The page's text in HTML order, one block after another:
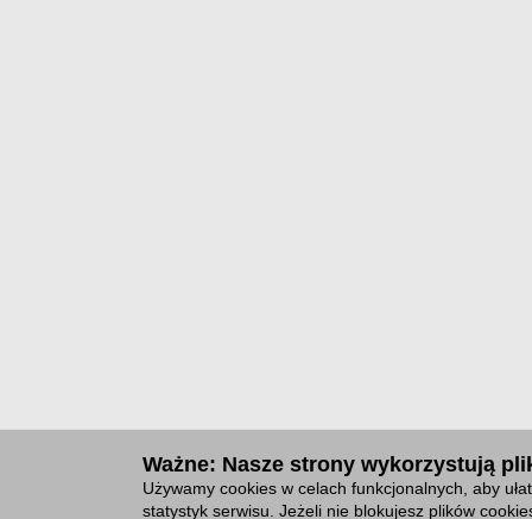
Ważne: Nasze strony wykorzystują
Używamy cookies w celach funkcjonalnych, aby
statystyk serwisu. Jeżeli nie blokujesz plików